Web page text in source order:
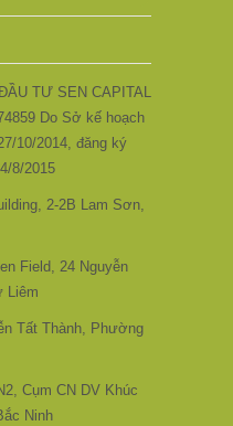
TƯ SEN CAPITAL
Do Sở kế hoạch
10/2014, đăng ký
8/2015
2-2B Lam Sơn,
Field, 24 Nguyễn
Liêm
Tất Thành, Phường
Cụm CN DV Khúc
Ninh